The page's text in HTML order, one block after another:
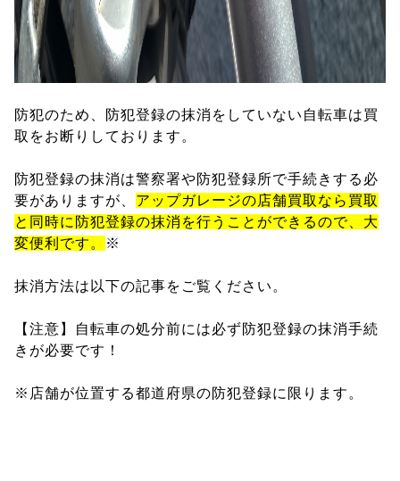
防犯のため、防犯登録の抹消をしていない自転車は買
取をお断りしております。
防犯登録の抹消は警察署や防犯登録所で手続きする必
要がありますが、 アップガレージの店舗買取なら買取
と同時に防犯登録の抹消を行うことができるので、大
変便利です。
※
抹消方法は以下の記事をご覧ください。
【注意】自転車の処分前には必ず防犯登録の抹消手続
きが必要です！
※店舗が位置する都道府県の防犯登録に限ります。